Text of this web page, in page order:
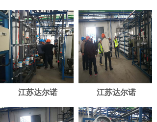
江苏达尔诺 江苏达尔诺